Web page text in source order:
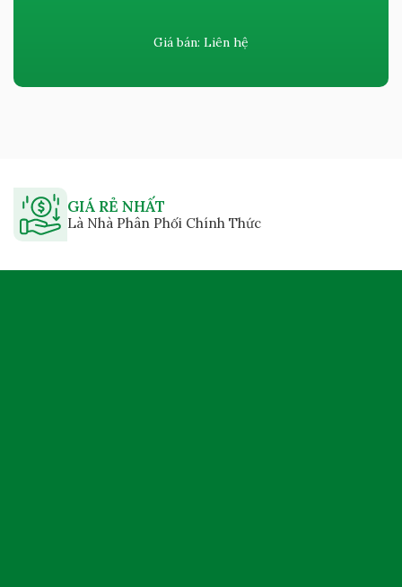
Giá bán: Liên hệ
GIÁ RẺ NHẤT
Là Nhà Phân Phối Chính Thức